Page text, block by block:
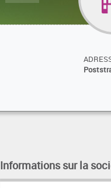
Informations sur la